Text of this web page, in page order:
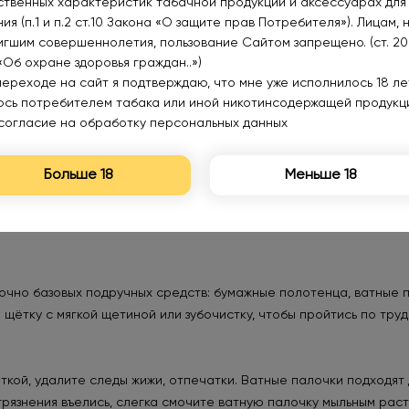
испаритель кажется чистым снаружи, внутри находится
вкус не восстановится — наоборот, вата может
и немного «прокурить» испаритель, пока он не начнёт
если вкусы до этого были сильно разными.
базовых подручных средств: бумажные полотенца, ватные
с мягкой щетиной или зубочистку, чтобы пройтись по
удалите следы жижи, отпечатки. Ватные палочки подходят
въелись, слегка смочите ватную палочку мыльным
характеристик табачной продукции и аксессуарах для
(п.1 и п.2 ст.10 Закона «О защите прав Потребителя»). Лицам,
совершеннолетия, пользование Сайтом запрещено. (ст.
охране здоровья граждан..»)
на сайт я подтверждаю, что мне уже исполнилось 18
потребителем табака или иной никотинсодержащей
на обработку персональных данных
Больше 18 Меньше 18